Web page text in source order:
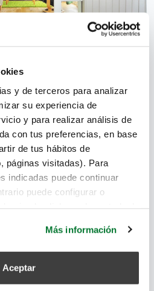
y de terceros para analizar
su experiencia de
y para realizar análisis de
con tus preferencias, en base
de tus hábitos de
páginas visitadas). Para
indicadas puede continuar
puede configurar o
Más información
Aceptar
Edificación, HS 3 - "Calidad
las exigencias para que un
sea eficiente
HS, aire contaminado
volumen de aire